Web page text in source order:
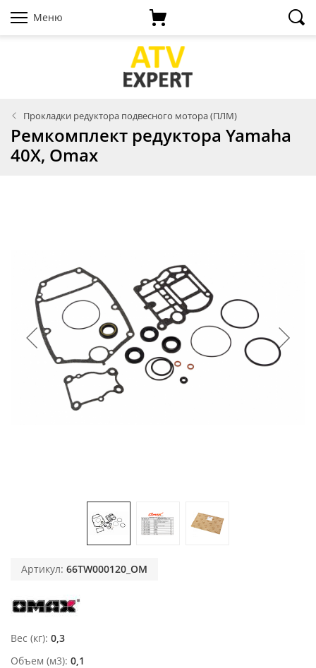
Меню
Прокладки редуктора подвесного мотора (ПЛМ)
Ремкомплект редуктора Yamaha
40X, Omax
Артикул: 66TW000120_OM
Вес (кг) 0,3
Объем (м3) 0,1